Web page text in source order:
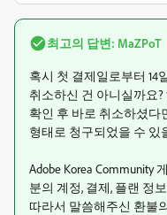
최고의 답변: MaZPoT
혹시 첫 결제일로부터 14
취소하신 건 아니실까요
확인 후 바로 취소하셨다
형태로 청구되었을 수 있
Adobe Korea Community
분의 계정, 결제, 플랜 정
따라서 말씀해주신 환불